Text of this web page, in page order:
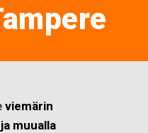
viemärin
muualla